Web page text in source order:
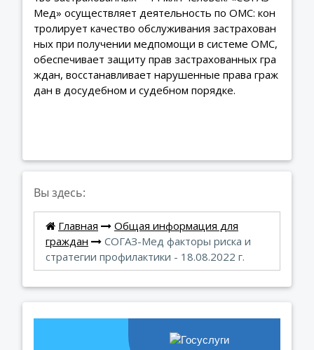
Мед» осуществляет деятельность по ОМС: кон
тролирует качество обслуживания застрахован
ных при получении медпомощи в системе ОМС,
обеспечивает защиту прав застрахованных гра
ждан, восстанавливает нарушенные права граж
дан в досудебном и судебном порядке.
Вы здесь:
Главная
Общая информация для
граждан
СОГАЗ-Мед факторы риска и
стратегии профилактики - 18.08.2022 г.